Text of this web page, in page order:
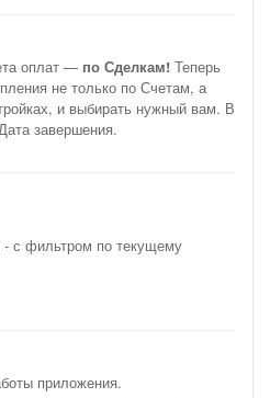
оплат — по Сделкам! Теперь
не только по Счетам, а
и выбирать нужный вам. В
завершения.
с фильтром по текущему
приложения.